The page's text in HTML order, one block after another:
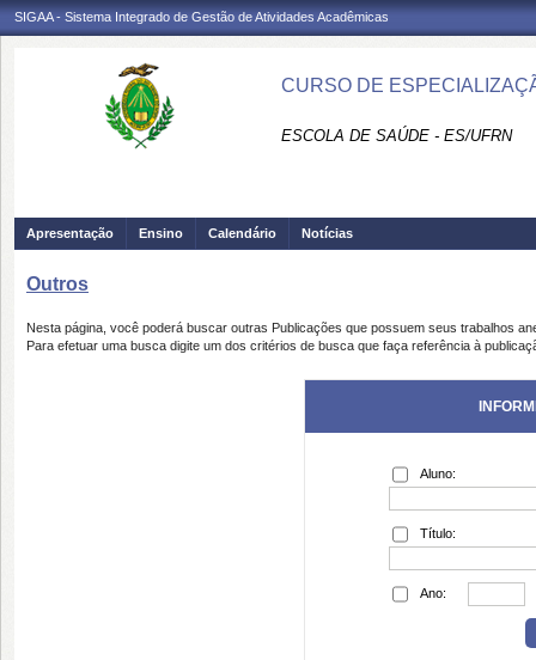
SIGAA - Sistema Integrado de Gestão de Atividades Acadêmicas
CURSO DE
ESCOLA DE SAÚDE - ES/UFRN
Apresentação Ensino Calendário Notícias
Outros
Nesta página, você poderá buscar outras Publicações que possuem seus trabalhos
Para efetuar uma busca digite um dos critérios de busca que faça referência à
Aluno:
Título:
Ano: